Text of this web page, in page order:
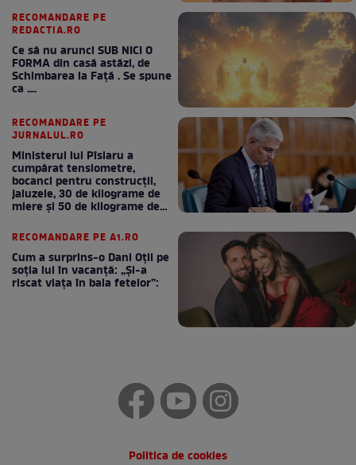
RECOMANDARE PE
REDACTIA.RO
Ce să nu arunci SUB NICI O
FORMA din casă astăzi, de
Schimbarea la Față . Se spune
ca ....
RECOMANDARE PE
JURNALUL.RO
Ministerul lui Pîslaru a
cumpărat tensiometre,
bocanci pentru construcții,
jaluzele, 30 de kilograme de
miere și 50 de kilograme de
RECOMANDARE PE A1.RO
Cum a surprins-o Dani Oțil pe
soția lui în vacanță: „Și-a
riscat viața în baia fetelor”:
Politica de cookies